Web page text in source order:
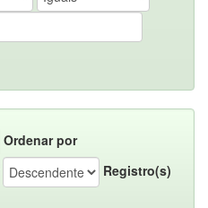
Ordenar por
Registro(s)